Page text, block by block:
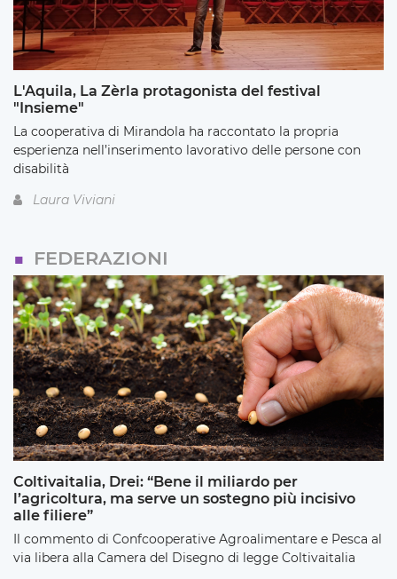
L'Aquila, La Zèrla protagonista del festival
"Insieme"
La cooperativa di Mirandola ha raccontato la propria
esperienza nell’inserimento lavorativo delle persone con
disabilità
Laura Viviani
FEDERAZIONI
Coltivaitalia, Drei: “Bene il miliardo per
l’agricoltura, ma serve un sostegno più incisivo
alle filiere”
Il commento di Confcooperative Agroalimentare e Pesca al
via libera alla Camera del Disegno di legge Coltivaitalia